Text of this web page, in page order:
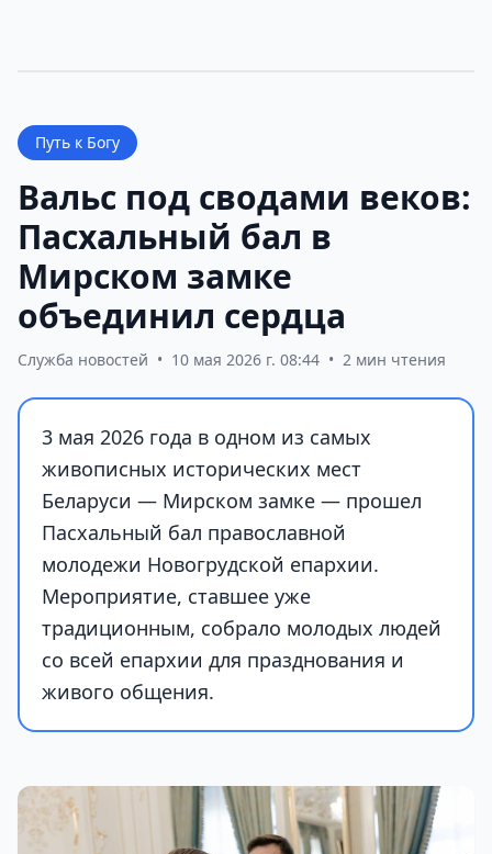
Путь к Богу
Вальс под сводами веков:
Пасхальный бал в
Мирском замке
объединил сердца
Служба новостей • 10 мая 2026 г. 08:44 • 2 мин чтения
3 мая 2026 года в одном из самых
живописных исторических мест
Беларуси — Мирском замке — прошел
Пасхальный бал православной
молодежи Новогрудской епархии.
Мероприятие, ставшее уже
традиционным, собрало молодых людей
со всей епархии для празднования и
живого общения.